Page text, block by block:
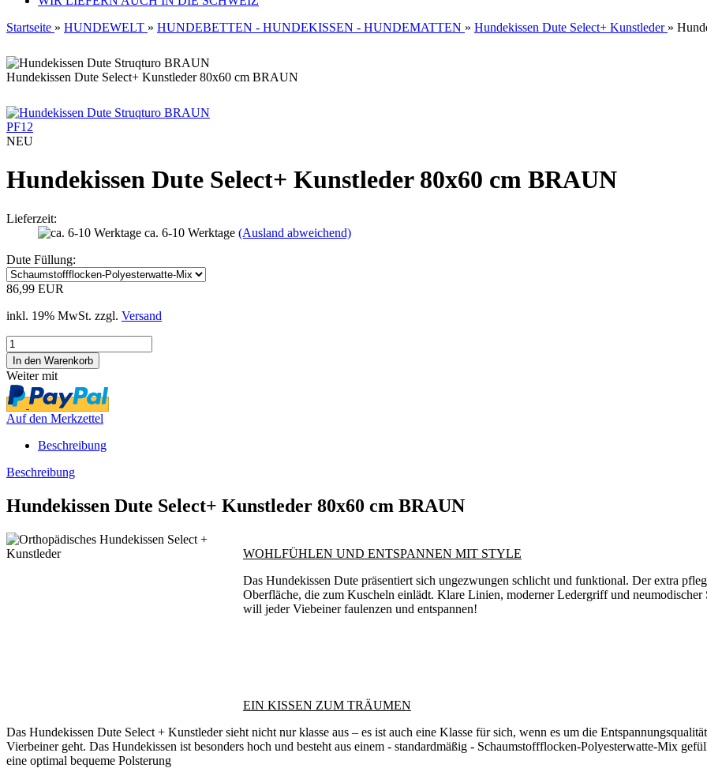
Startseite » HUNDEWELT » HUNDEBETTEN - HUNDEKISSEN - HUNDEMATTEN » Hundekissen Dute Select+ Kunstleder »
Hundekissen Dute Select+ Kunstleder 80x60 cm BRAUN
PF12
NEU
Hundekissen Dute Select+ Kunstleder 80x60 cm BRAUN
Lieferzeit:
ca. 6-10 Werktage (Ausland abweichend)
Dute Füllung:
86,99 EUR
inkl. 19% MwSt. zzgl. Versand
Weiter mit
Auf den Merkzettel
Beschreibung
Beschreibung
Hundekissen Dute Select+ Kunstleder 80x60 cm BRAUN
WOHLFÜHLEN UND ENTSPANNEN MIT STYLE
Das Hundekissen Dute präsentiert sich ungezwungen schlicht und funktional. Der extra
Oberfläche, die zum Kuscheln einlädt. Klare Linien, moderner Ledergriff und
will jeder Viebeiner faulenzen und entspannen!
EIN KISSEN ZUM TRÄUMEN
Das Hundekissen Dute Select + Kunstleder sieht nicht nur klasse aus – es ist auch eine Klasse für sich, wenn es um die
Vierbeiner geht. Das Hundekissen ist besonders hoch und besteht aus einem - standardmäßig - Schaumstoffflocken-Polyesterwatte-Mix
eine optimal bequeme Polsterung